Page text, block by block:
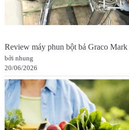
Review máy phun bột bả Graco
bởi nhung
20/06/2026